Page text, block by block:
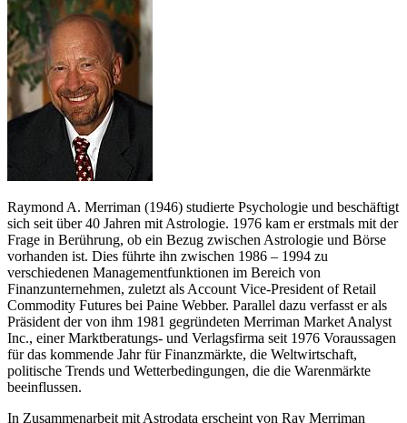
Raymond A. Merriman (1946) studierte Psychologie und beschäftigt
sich seit über 40 Jahren mit Astrologie. 1976 kam er erstmals mit der
Frage in Berührung, ob ein Bezug zwischen Astrologie und Börse
vorhanden ist. Dies führte ihn zwischen 1986 – 1994 zu
verschiedenen Managementfunktionen im Bereich von
Finanzunternehmen, zuletzt als Account Vice-President of Retail
Commodity Futures bei Paine Webber. Parallel dazu verfasst er als
Präsident der von ihm 1981 gegründeten Merriman Market Analyst
Inc., einer Marktberatungs- und Verlagsfirma seit 1976 Voraussagen
für das kommende Jahr für Finanzmärkte, die Weltwirtschaft,
politische Trends und Wetterbedingungen, die die Warenmärkte
beeinflussen.
In Zusammenarbeit mit Astrodata erscheint von Ray Merriman